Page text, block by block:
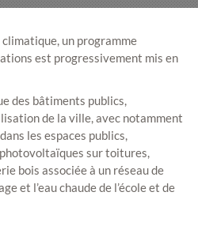
un programme
est progressivement mis en
des bâtiments publics,
de la ville, avec notamment
les espaces publics,
sur toitures,
bois associée à un réseau de
et l’eau chaude de l’école et de